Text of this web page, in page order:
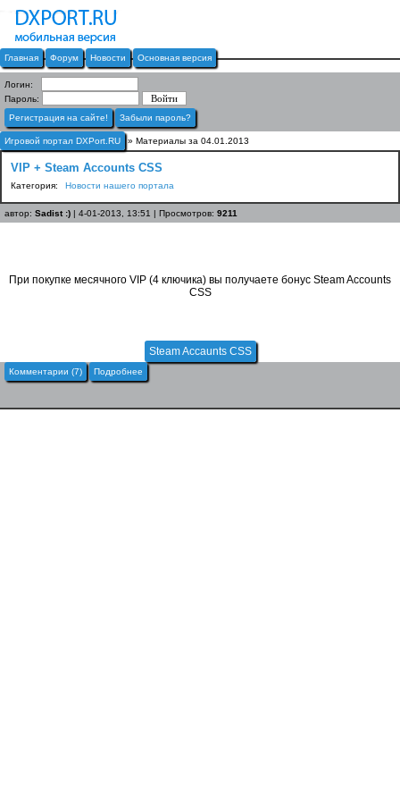
Главная Форум Новости Основная версия
Логин:
Пароль:
Регистрация на сайте!
Забыли пароль?
Игровой портал DXPort.RU » Материалы за 04.01.2013
VIP + Steam Accounts CSS
Категория: Новости нашего портала
автор: Sadist :) | 4-01-2013, 13:51 | Просмотров: 9211
При покупке месячного VIP (4 ключика) вы получаете бонус Steam Accounts
CSS
Steam Accaunts CSS
Комментарии (7) Подробнее